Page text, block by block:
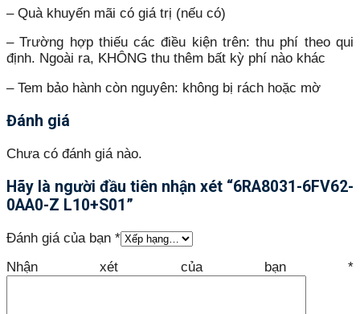
– Quà khuyến mãi có giá trị (nếu có)
– Trường hợp thiếu các điều kiện trên: thu phí theo qui
định. Ngoài ra, KHÔNG thu thêm bất kỳ phí nào khác
– Tem bảo hành còn nguyên: không bị rách hoặc mờ
Đánh giá
Chưa có đánh giá nào.
Hãy là người đầu tiên nhận xét “6RA8031-6FV62-
0AA0-Z L10+S01”
Đánh giá của bạn *
Nhận xét của bạn *